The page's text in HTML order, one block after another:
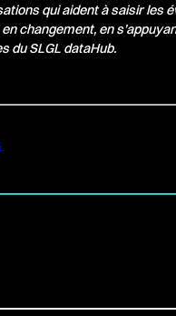
qui aident à saisir les
changement, en
du SLGL dataHub.